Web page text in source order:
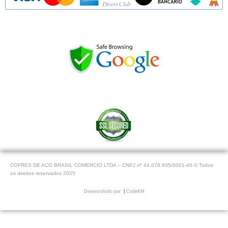
COFRES DE ACO BRASIL COMERCIO LTDA – CNPJ nº 44.878.935/0001-40 © Todos
os direitos reservados 2025
Desenvolvido por CodeKM